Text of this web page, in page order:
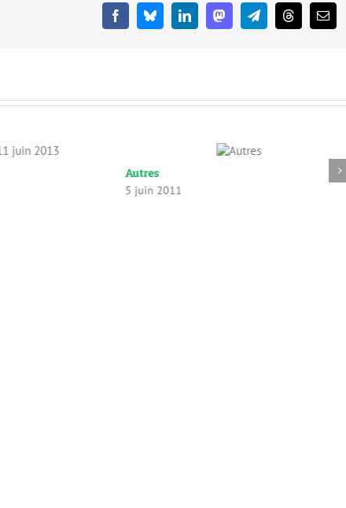
FacebookBlueskyLinkedInMastodonTelegramThreadsEmail
Autres
5 juin 2011